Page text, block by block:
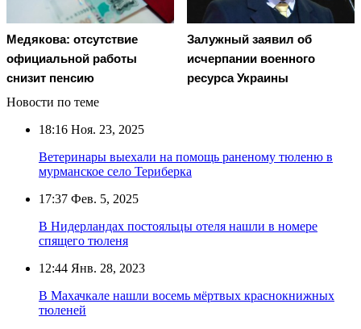
Медякова: отсутствие
официальной работы
снизит пенсию
Залужный заявил об
исчерпании военного
ресурса Украины
Новости по теме
18:16 Ноя. 23, 2025
Ветеринары выехали на помощь раненому тюленю в
мурманское село Териберка
17:37 Фев. 5, 2025
В Нидерландах постояльцы отеля нашли в номере
спящего тюленя
12:44 Янв. 28, 2023
В Махачкале нашли восемь мёртвых краснокнижных
тюленей